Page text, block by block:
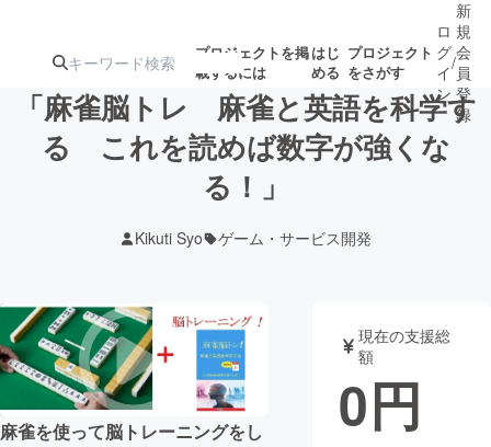
プロジェクトを掲
載するには
はじ
める
プロジェクト
をさがす
注目の新着プロ
募集終了が近いプ
テクノロジー・ガジェット
映像・映画 書籍・雑誌
ロ
グ
イ
ン
/
新
規
会
員
登
録
「麻雀脳トレ 麻雀と英語を科学す
る これを読めば数字が強くな
る！」
Kikuti Syo ゲーム・サービス開発
麻雀を使って脳トレーニングをし
現在の支援総
額
0円